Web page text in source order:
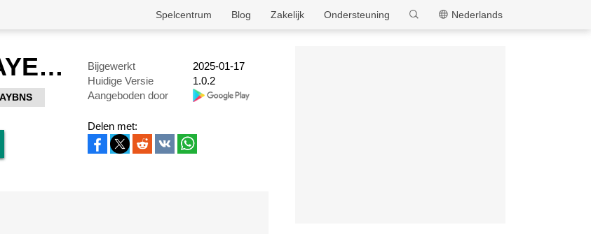
MEmu
Nederlands
Ondersteuning
Zakelijk
Blog
Spelcentrum
MX SMART PLAYER LITE Bijgewerkt
2025-01-17
Huidige Versie
1.0.2
Aangeboden door
Delen met: